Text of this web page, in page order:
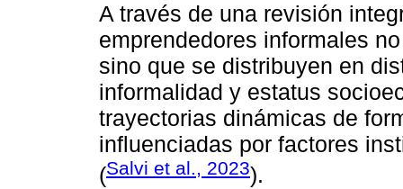
A través de una revisión
emprendedores informales
sino que se distribuyen en
informalidad y estatus
trayectorias dinámicas de
influenciadas por factores
(Salvi et al., 2023).